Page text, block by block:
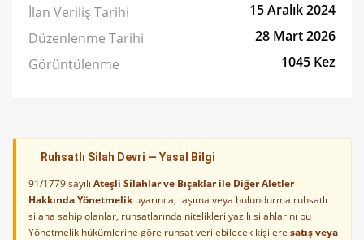
İlan Veriliş Tarihi
15 Aralık 2024
Düzenlenme Tarihi
28 Mart 2026
Görüntülenme
1045 Kez
Ruhsatlı Silah Devri — Yasal Bilgi
91/1779 sayılı Ateşli Silahlar ve Bıçaklar ile Diğer Aletler
Hakkında Yönetmelikuyarınca; taşıma veya bulundurma ruhsatlı
silaha sahip olanlar, ruhsatlarında nitelikleri yazılı silahlarını bu
Yönetmelik hükümlerine göre ruhsat verilebilecek kişilere satış veya